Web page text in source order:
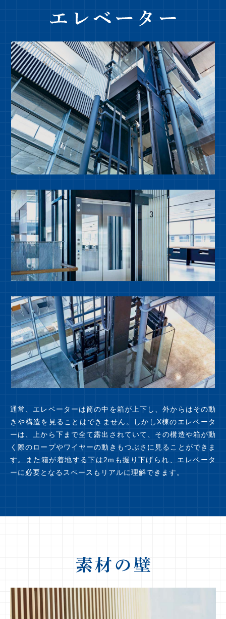
通常、エレベーターは筒の中を箱が上下し、外からはその動
きや構造を見ることはできません。しかしX棟のエレベータ
ーは、上から下まで全て露出されていて、その構造や箱が動
く際のロープやワイヤーの動きもつぶさに見ることができま
す。また箱が着地する下は2mも掘り下げられ、エレベータ
ーに必要となるスペースもリアルに理解できます。